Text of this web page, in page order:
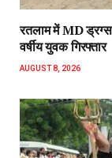
रतलाम में MD
वर्षीय युवक गिरफ्तार
AUGUST 8, 2026